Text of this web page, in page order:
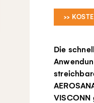
>>
Die